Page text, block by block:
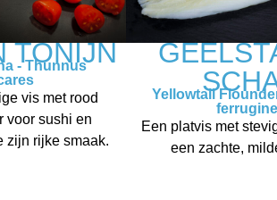
TONIJN
- Thunnus
vis met rood
voor sushi en
zijn rijke smaak.
Yellowtail
Een platvis met
een zachte,